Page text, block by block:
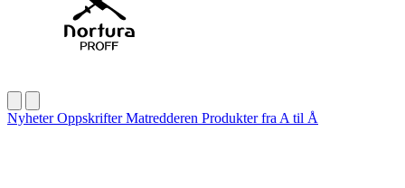
NyheterOppskrifterMatredderen Produkter fra A til Å